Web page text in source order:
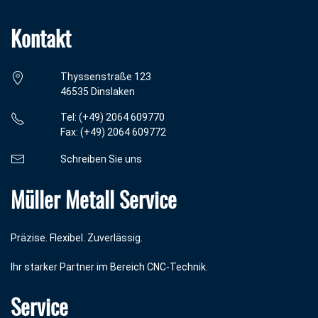
Kontakt
Thyssenstraße 123
46535 Dinslaken
Tel: (+49) 2064 609770
Fax: (+49) 2064 609772
Schreiben Sie uns
Müller Metall Service
Präzise. Flexibel. Zuverlässig.
Ihr starker Partner im Bereich CNC-Technik.
Service